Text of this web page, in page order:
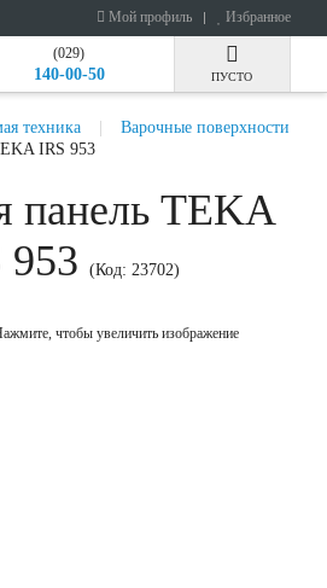
Мой профиль Избранное
(029)
140-00-50 ПУСТО
техника
Варочные поверхности
IRS 953
панель TEKA
953
(Код: 23702)
чтобы увеличить изображение